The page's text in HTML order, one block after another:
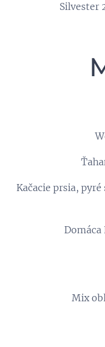
Silvester
Kačacie prsia, pyré
Mix